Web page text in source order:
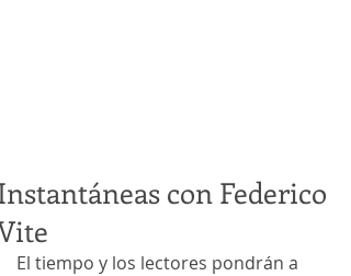
con Federico
El tiempo y los lectores pondrán a